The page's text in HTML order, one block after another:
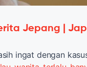
Jepang |
ingat dengan